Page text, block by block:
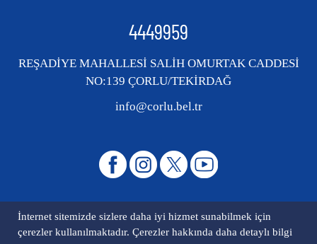
İnternet sitemizde sizlere daha iyi hizmet sunabilmek için
çerezler kullanılmaktadır. Çerezler hakkında daha detaylı bilgi
4449959
REŞADİYE MAHALLESİ SALİH OMURTAK CADDESİ
NO:139 ÇORLU/TEKİRDAĞ
info@corlu.bel.tr